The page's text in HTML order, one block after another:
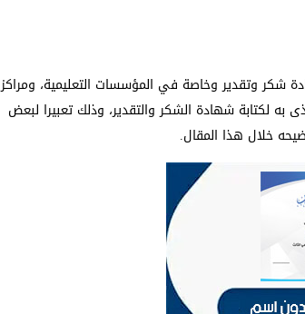
وتقدير وخاصة في المؤسسات التعليمية، ومراكز
به لكتابة شهادة الشكر والتقدير، وذلك تعبيرا لبعض
خلال هذا المقال.